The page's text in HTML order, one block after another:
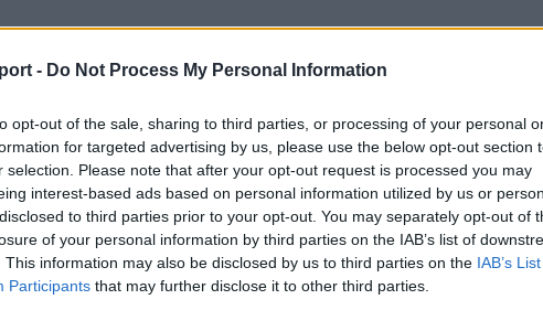
- Do Not Process My Personal Information
opt-out of the sale, sharing to third parties, or processing of your personal
for targeted advertising by us, please use the below opt-out section
selection. Please note that after your opt-out request is processed you may
interest-based ads based on personal information utilized by us or
to third parties prior to your opt-out. You may separately opt-out of
of your personal information by third parties on the IAB’s list of
This information may also be disclosed by us to third parties on the IAB’s
Participants that may further disclose it to other third parties.